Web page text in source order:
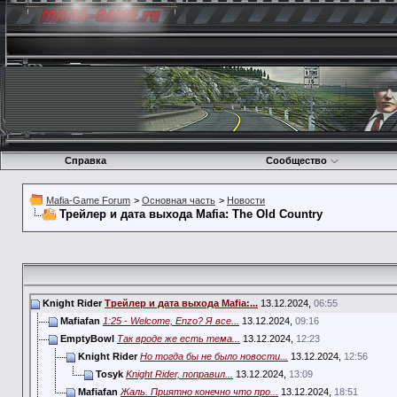
Справка Сообщество
Mafia-Game Forum > Основная часть > Новости
Трейлер и дата выхода Mafia: The Old Country
Knight Rider Трейлер и дата выхода Mafia:... 13.12.2024, 06:55
Mafiafan 1:25 - Welcome, Enzo? Я все... 13.12.2024, 09:16
EmptyBowl Так вроде же есть тема... 13.12.2024, 12:23
Knight Rider Но тогда бы не было новости... 13.12.2024, 12:56
Tosyk Knight Rider, поправил... 13.12.2024, 13:09
Mafiafan Жаль. Приятно конечно что про... 13.12.2024, 18:51